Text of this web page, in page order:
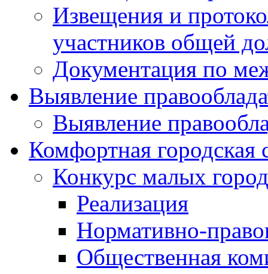
Извещения и
участников общей
Документация по
Выявление
Выявление
Комфортная городская
Конкурс малых
Реализация
Нормативно-
Общественная